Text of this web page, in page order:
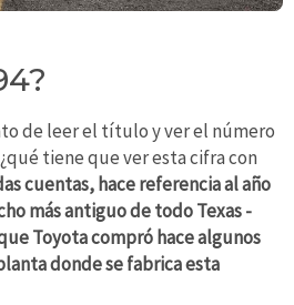
de leer el título y ver el número
tiene que ver esta cifra con
cuentas, hace referencia al año
más antiguo de todo Texas -
Toyota compró hace algunos
donde se fabrica esta